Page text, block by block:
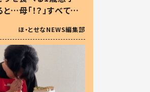
…母「！？」すべてを
「可愛いから許
ほ・とせなNEWS編集部